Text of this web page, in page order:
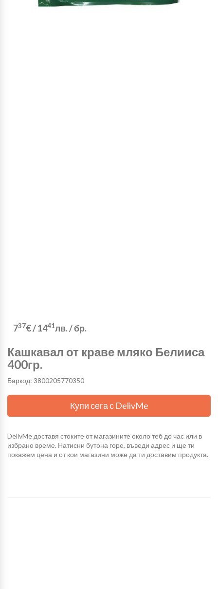
737€/1441лв./ бр.
Кашкавал от краве мляко Белииса
400гр.
Баркод: 3800205770350
Купи сега с DelivMe
DelivMe доставя стоките от магазините около теб до час или в
избрано време. Натисни бутона горе, въведи адрес и ще ти
покажем цена и от кои магазини може да ти доставим продукта.